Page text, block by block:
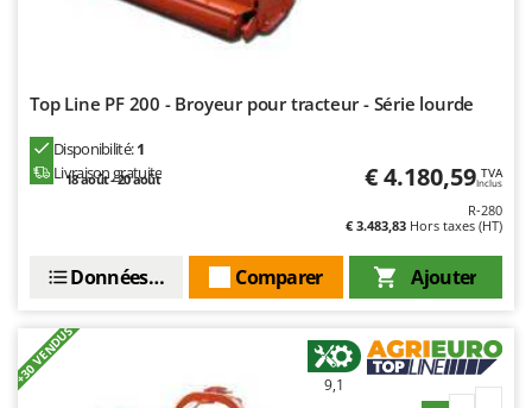
Top Line PF 200 - Broyeur pour tracteur - Série lourde
Disponibilité:1
Livraison gratuite
18 août - 20 août € 4.180,59 TVA
Inclus
R-280
€ 3.483,83 Hors taxes (HT)
Ajouter
Comparer
Données techniques
+30 VENDUS 9,1